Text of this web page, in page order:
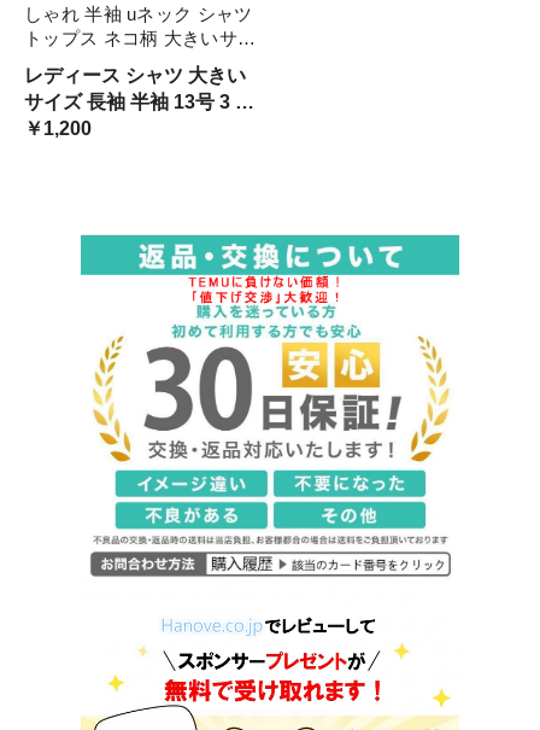
しゃれ 半袖 uネック シャツ
トップス ネコ柄 大きいサイ
ズ アニマル柄 春夏 春 モノ
トーン おもしろ かわいい
カジュアル カットソー ねこ
顔 コットン ニャンコ
レディース シャツ 大きい
サイズ 長袖 半袖 13号 3 15
号 4 17号 2 大きいサイズ
￥1,200